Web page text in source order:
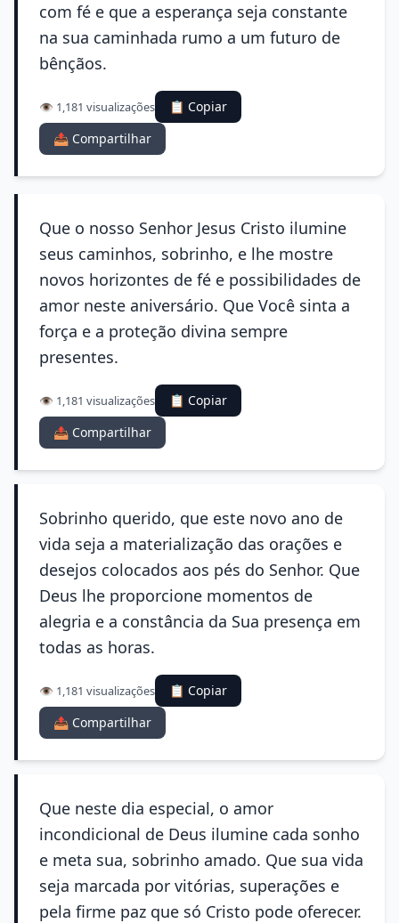
com fé e que a esperança seja constante
na sua caminhada rumo a um futuro de
bênçãos.
👁️ 1,181 visualizações
📋 Copiar
📤 Compartilhar
Que o nosso Senhor Jesus Cristo ilumine
seus caminhos, sobrinho, e lhe mostre
novos horizontes de fé e possibilidades de
amor neste aniversário. Que Você sinta a
força e a proteção divina sempre
presentes.
👁️ 1,181 visualizações
📋 Copiar
📤 Compartilhar
Sobrinho querido, que este novo ano de
vida seja a materialização das orações e
desejos colocados aos pés do Senhor. Que
Deus lhe proporcione momentos de
alegria e a constância da Sua presença em
todas as horas.
👁️ 1,181 visualizações
📋 Copiar
📤 Compartilhar
Que neste dia especial, o amor
incondicional de Deus ilumine cada sonho
e meta sua, sobrinho amado. Que sua vida
seja marcada por vitórias, superações e
pela firme paz que só Cristo pode oferecer.